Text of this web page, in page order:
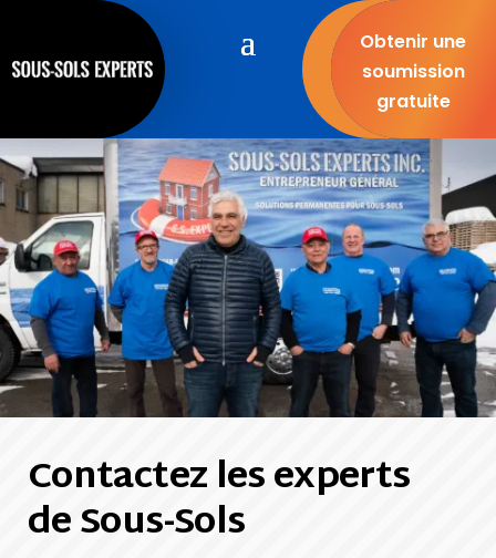
Obtenir une
soumission
gratuite
Contactez les experts
de Sous-Sols